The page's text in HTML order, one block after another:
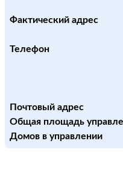
Фактический адрес
Телефон
Почтовый адрес
Общая площадь
Домов в управлении